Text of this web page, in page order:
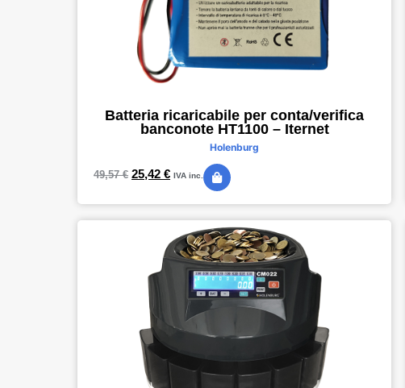
Batteria ricaricabile per conta/verifica
banconote HT1100 – Iternet
Holenburg
49,57€ 25,42 € IVA inc.